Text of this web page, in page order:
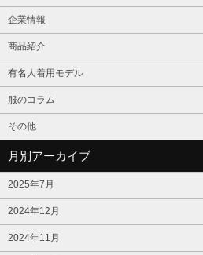
企業情報
商品紹介
有名人着用モデル
服のコラム
その他
月別アーカイブ
2025年7月
2024年12月
2024年11月